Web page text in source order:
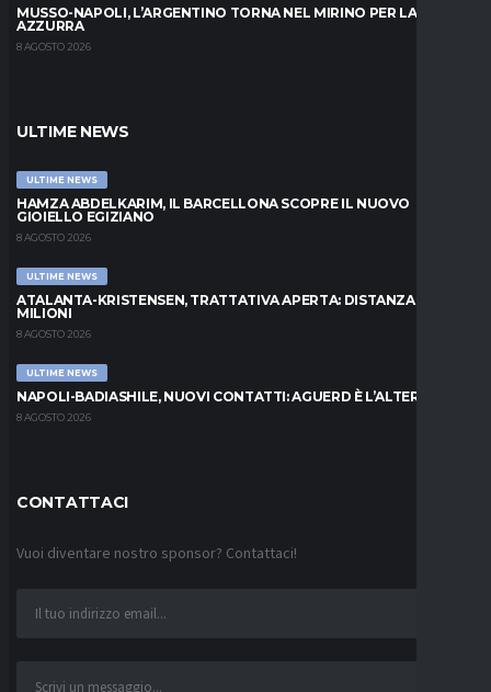
MUSSO-NAPOLI, L’ARGENTINO TORNA NEL MIRINO PER LA PORTA
AZZURRA
8 AGOSTO 2026
ULTIME NEWS
ULTIME NEWS
HAMZA ABDELKARIM, IL BARCELLONA SCOPRE IL NUOVO
GIOIELLO EGIZIANO
8 AGOSTO 2026
ULTIME NEWS
ATALANTA-KRISTENSEN, TRATTATIVA APERTA: DISTANZA DI 5
MILIONI
8 AGOSTO 2026
ULTIME NEWS
NAPOLI-BADIASHILE, NUOVI CONTATTI: AGUERD È L’ALTERNATIVA
8 AGOSTO 2026
CONTATTACI
Vuoi diventare nostro sponsor? Contattaci!